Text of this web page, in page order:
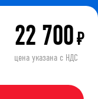
22 700₽
цена указана с НДС